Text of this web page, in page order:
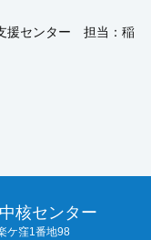
センター 担当：稲
核センター
ケ窪1番地98